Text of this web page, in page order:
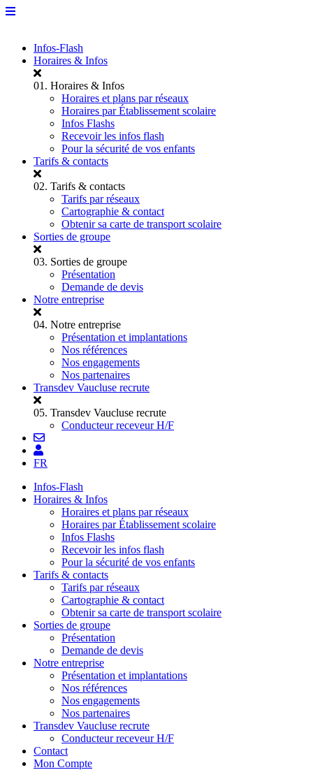
Infos-Flash
Horaires & Infos
01. Horaires & Infos
Horaires et plans par réseaux
Horaires par Établissement scolaire
Infos Flashs
Recevoir les infos flash
Pour la sécurité de vos enfants
Tarifs & contacts
02. Tarifs & contacts
Tarifs par réseaux
Cartographie & contact
Obtenir sa carte de transport scolaire
Sorties de groupe
03. Sorties de groupe
Présentation
Demande de devis
Notre entreprise
04. Notre entreprise
Présentation et implantations
Nos références
Nos engagements
Nos partenaires
Transdev Vaucluse recrute
05. Transdev Vaucluse recrute
Conducteur receveur H/F
FR
Infos-Flash
Horaires & Infos
Horaires et plans par réseaux
Horaires par Établissement scolaire
Infos Flashs
Recevoir les infos flash
Pour la sécurité de vos enfants
Tarifs & contacts
Tarifs par réseaux
Cartographie & contact
Obtenir sa carte de transport scolaire
Sorties de groupe
Présentation
Demande de devis
Notre entreprise
Présentation et implantations
Nos références
Nos engagements
Nos partenaires
Transdev Vaucluse recrute
Conducteur receveur H/F
Contact
Mon Compte